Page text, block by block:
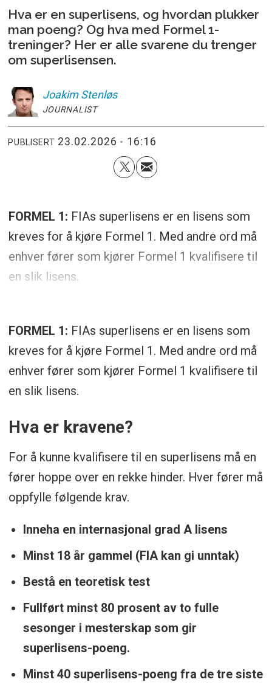
Hva er en superlisens, og hvordan plukker
man poeng? Og hva med Formel 1-
treninger? Her er alle svarene du trenger
om superlisensen.
Joakim Stenløs
JOURNALIST
PUBLISERT 23.02.2026 - 16:16
FORMEL 1: FIAs superlisens er en lisens som
kreves for å kjøre Formel 1. Med andre ord må
enhver fører som kjører Formel 1 kvalifisere til
en slik lisens.
FORMEL 1: FIAs superlisens er en lisens som
kreves for å kjøre Formel 1. Med andre ord må
enhver fører som kjører Formel 1 kvalifisere til
en slik lisens.
Hva er kravene?
For å kunne kvalifisere til en superlisens må en
fører hoppe over en rekke hinder. Hver fører må
oppfylle følgende krav.
Inneha en internasjonal grad A lisens
Minst 18 år gammel (FIA kan gi unntak)
Bestå en teoretisk test
Fullført minst 80 prosent av to fulle
sesonger i mesterskap som gir
superlisens-poeng.
Minst 40 superlisens-poeng fra de tre siste